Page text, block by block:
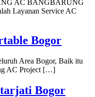
AC BANGBARUNG
Layanan Service AC
Bogor
Area Bogor, Baik itu
AC Project […]
Bogor